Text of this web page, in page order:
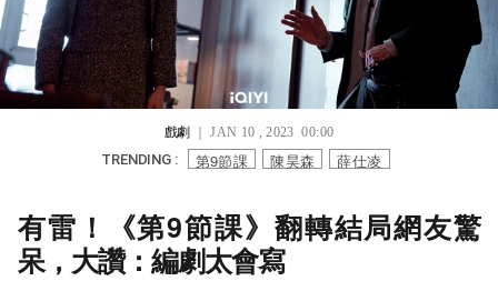
戲劇 ｜ JAN 10 , 2023 00:00
TRENDING : 第9節課 陳昊森 薛仕凌
有雷！《第9節課》翻轉結局網友驚
呆，大讚：編劇太會寫